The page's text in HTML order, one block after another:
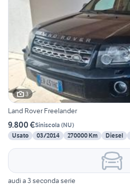
3
Land Rover Freelander
9.800 €Siniscola (NU)
Usato
03/2014 270000 Km Diesel
audi a 3 seconda serie